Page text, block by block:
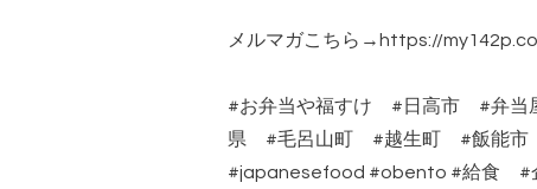
メルマガこちら→https://
#お弁当や福すけ #日高市 #弁
県 #毛呂山町 #越生町 #飯能
#japanesefood #obento #給食